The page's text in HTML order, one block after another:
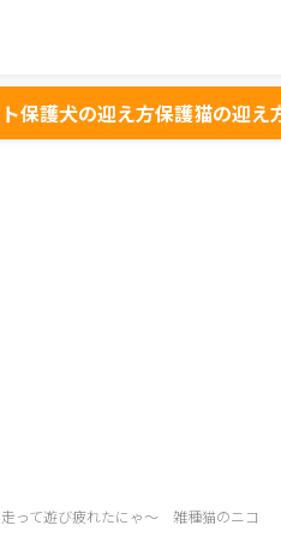
保護犬の迎え方保護猫の迎え
って遊び疲れたにゃ～ 雑種猫のニコ